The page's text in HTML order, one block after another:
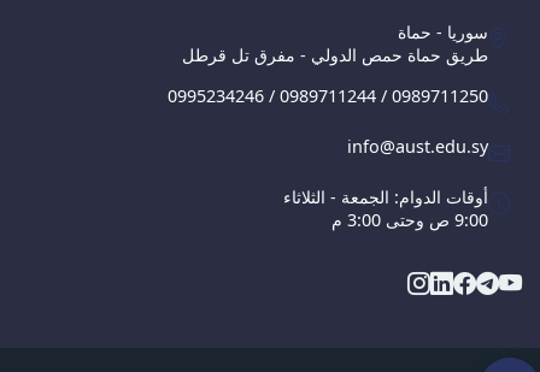
سوريا - حماة
طريق حماة حمص الدولي - مفرق تل قرطل
0995234246 / 0989711244 / 0989711250
info@aust.edu.sy
أوقات الدوام: الجمعة - الثلاثاء
9:00 ص وحتى 3:00 م